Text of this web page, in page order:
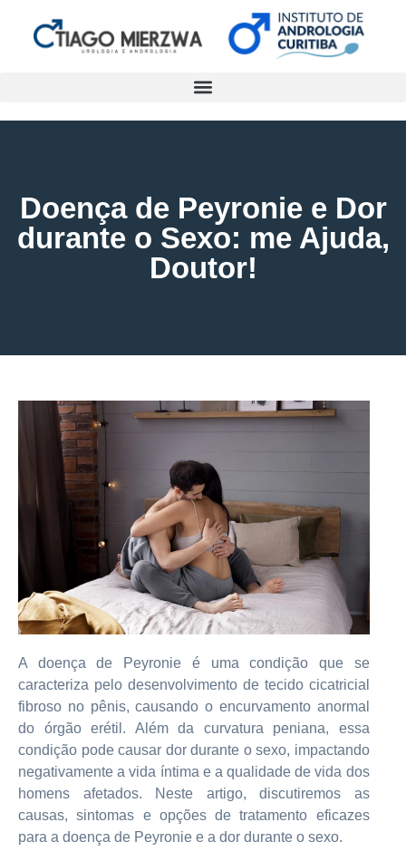
Doença de Peyronie e Dor
durante o Sexo: me Ajuda,
Doutor!
A doença de Peyronie é uma condição que se
caracteriza pelo desenvolvimento de tecido cicatricial
fibroso no pênis, causando o encurvamento anormal
do órgão erétil. Além da curvatura peniana, essa
condição pode causar dor durante o sexo, impactando
negativamente a vida íntima e a qualidade de vida dos
homens afetados. Neste artigo, discutiremos as
causas, sintomas e opções de tratamento eficazes
para a doença de Peyronie e a dor durante o sexo.